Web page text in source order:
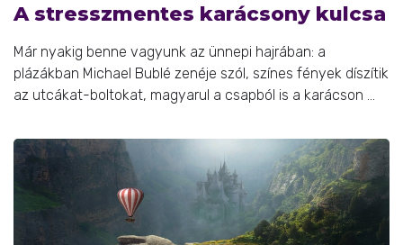
A stresszmentes karácsony kulcsa
Már nyakig benne vagyunk az ünnepi hajrában: a
plázákban Michael Bublé zenéje szól, színes fények díszítik
az utcákat-boltokat, magyarul a csapból is a karácson ...